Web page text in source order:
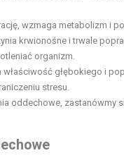
wzmaga metabolizm i
krwionośne i trwale
organizm.
właściwość głębokiego i
stresu.
oddechowe, zastanówmy